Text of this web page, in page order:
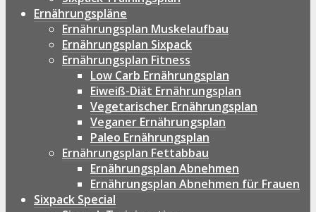
Ernährungspläne
Ernährungsplan Muskelaufbau
Ernährungsplan Sixpack
Ernährungsplan Fitness
Low Carb Ernährungsplan
Eiweiß-Diät Ernährungsplan
Vegetarischer Ernährungsplan
Veganer Ernährungsplan
Paleo Ernährungsplan
Ernährungsplan Fettabbau
Ernährungsplan Abnehmen
Ernährungsplan Abnehmen für Frauen
Sixpack Special